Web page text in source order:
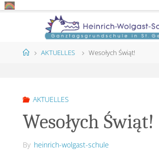
Skip
HomeAKTUELLES Wesołych Świąt!
AKTUELLES
Wesołych Świąt!
By heinrich-wolgast-schule